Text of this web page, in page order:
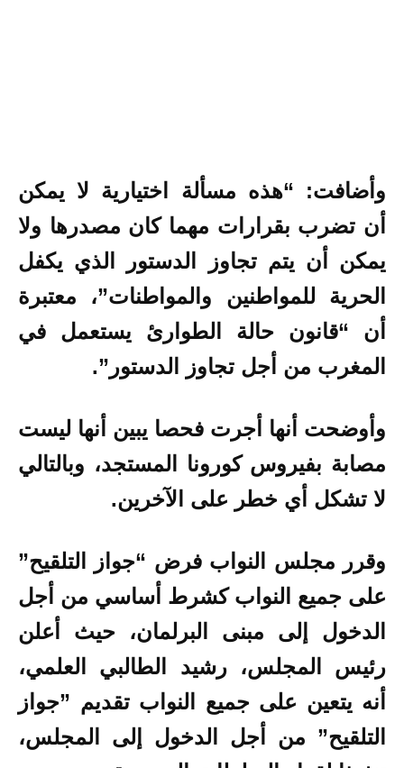
وأضافت: “هذه مسألة اختيارية لا يمكن
أن تضرب بقرارات مهما كان مصدرها ولا
يمكن أن يتم تجاوز الدستور الذي يكفل
الحرية للمواطنين والمواطنات”، معتبرة
أن “قانون حالة الطوارئ يستعمل في
المغرب من أجل تجاوز الدستور”.
وأوضحت أنها أجرت فحصا يبين أنها ليست
مصابة بفيروس كورونا المستجد، وبالتالي
لا تشكل أي خطر على الآخرين.
وقرر مجلس النواب فرض “جواز التلقيح”
على جميع النواب كشرط أساسي من أجل
الدخول إلى مبنى البرلمان، حيث أعلن
رئيس المجلس، رشيد الطالبي العلمي،
أنه يتعين على جميع النواب تقديم ”جواز
التلقيح” من أجل الدخول إلى المجلس،